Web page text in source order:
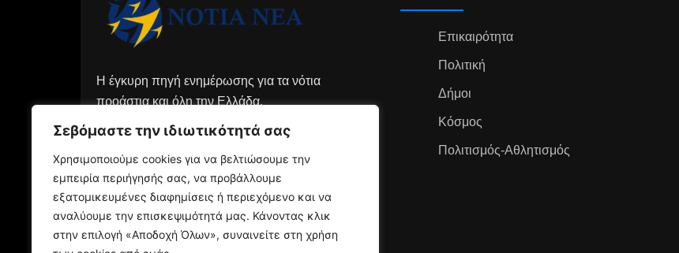
Σεβόμαστε την ιδιωτικότητά σας
Χρησιμοποιούμε cookies για να βελτιώσουμε την
εμπειρία περιήγησής σας, να προβάλλουμε
εξατομικευμένες διαφημίσεις ή περιεχόμενο και να
αναλύουμε την επισκεψιμότητά μας. Κάνοντας κλικ
στην επιλογή «Αποδοχή Όλων», συναινείτε στη χρήση
Η έγκυρη πηγή ενημέρωσης για τα νότια
προάστια και όλη την Ελλάδα.
Επικαιρότητα
Πολιτική
Δήμοι
Κόσμος
Πολιτισμός-Αθλητισμός